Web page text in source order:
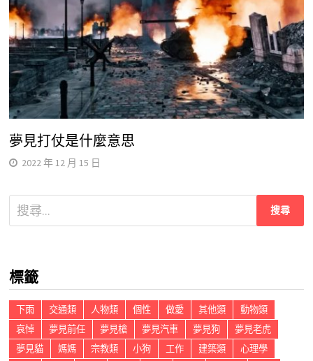
夢見打仗是什麼意思
2022 年 12 月 15 日
搜
尋
字:
標籤
下雨 交通類 人物類 個性 做愛 其他類
動物類
哀悼
夢見前任 夢見槍 夢見汽車 夢見狗
夢見老虎
夢見貓
媽媽 宗教類 小狗 工作 建築類
心理學